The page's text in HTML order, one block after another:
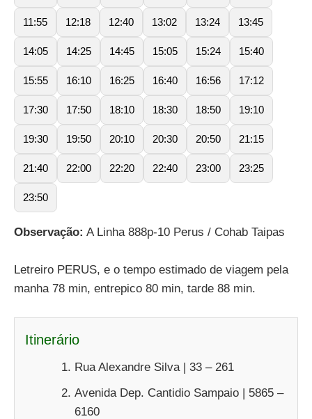
11:55 12:18 12:40 13:02 13:24 13:45
14:05 14:25 14:45 15:05 15:24 15:40
15:55 16:10 16:25 16:40 16:56 17:12
17:30 17:50 18:10 18:30 18:50 19:10
19:30 19:50 20:10 20:30 20:50 21:15
21:40 22:00 22:20 22:40 23:00 23:25
23:50
Observação: A Linha 888p-10 Perus / Cohab Taipas
Letreiro PERUS, e o tempo estimado de viagem pela
manha 78 min, entrepico 80 min, tarde 88 min.
Itinerário
Rua Alexandre Silva | 33 – 261
Avenida Dep. Cantidio Sampaio | 5865 –
6160